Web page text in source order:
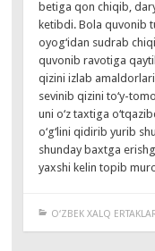
betiga qon chiqib,
ketibdi. Bola quvonib
oyog‘idan sudrab
quvonib ravotiga
qizini izlab
sevinib qizini to‘y-
uni o‘z taxtiga
o‘g‘lini qidirib yurib
shunday baxtga
yaxshi kelin topib
O‘ZBEK XALQ